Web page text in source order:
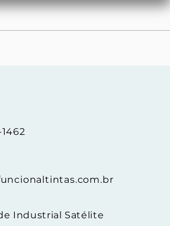
Industrial Satélite